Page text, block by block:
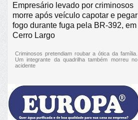
Empresário levado por criminosos
morre após veículo capotar e pegar
fogo durante fuga pela BR-392, em
Cerro Largo
Criminosos pretendiam roubar a ótica da família.
Um integrante da quadrilha também morreu no
acidente